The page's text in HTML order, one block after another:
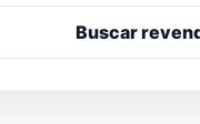
Buscar